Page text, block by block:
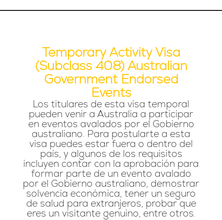
Temporary Activity Visa
(subclass 408) Australian
Government Endorsed
Events
Los titulares de esta visa temporal
pueden venir a Australia a participar
en eventos avalados por el Gobierno
australiano. Para postularte a esta
visa puedes estar fuera o dentro del
país, y algunos de los requisitos
incluyen contar con la aprobación para
formar parte de un evento avalado
por el Gobierno australiano, demostrar
solvencia económica, tener un seguro
de salud para extranjeros, probar que
eres un visitante genuino, entre otros.